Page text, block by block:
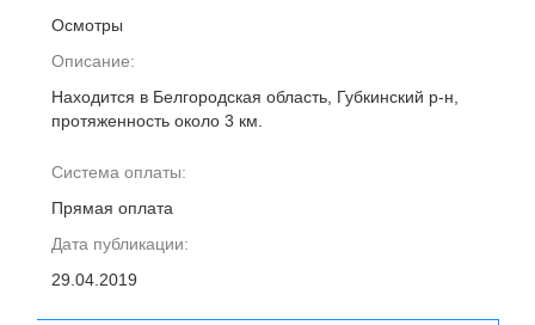
Осмотры
Описание:
Находится в Белгородская область, Губкинский р-н,
протяженность около 3 км.
Система оплаты:
Прямая оплата
Дата публикации:
29.04.2019